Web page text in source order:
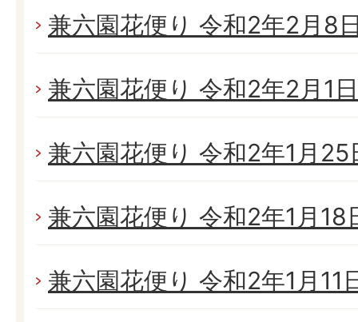
兼六園花便り 令和2年2月8
兼六園花便り 令和2年2月1
兼六園花便り 令和2年1月
兼六園花便り 令和2年1月18
兼六園花便り 令和2年1月11